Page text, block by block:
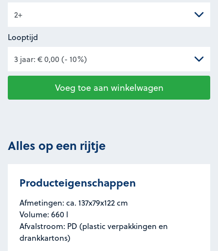
Looptijd
Voeg toe aan winkelwagen
Alles op een rijtje
Producteigenschappen
Afmetingen: ca. 137x79x122 cm
Volume: 660 l
Afvalstroom: PD (plastic verpakkingen en
drankkartons)